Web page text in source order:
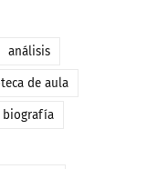
análisis
de aula
biografía